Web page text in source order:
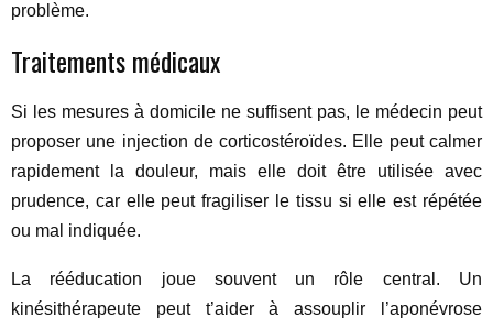
problème.
Traitements médicaux
Si les mesures à domicile ne suffisent pas, le médecin peut
proposer une injection de corticostéroïdes. Elle peut calmer
rapidement la douleur, mais elle doit être utilisée avec
prudence, car elle peut fragiliser le tissu si elle est répétée
ou mal indiquée.
La rééducation joue souvent un rôle central. Un
kinésithérapeute peut t’aider à assouplir l’aponévrose